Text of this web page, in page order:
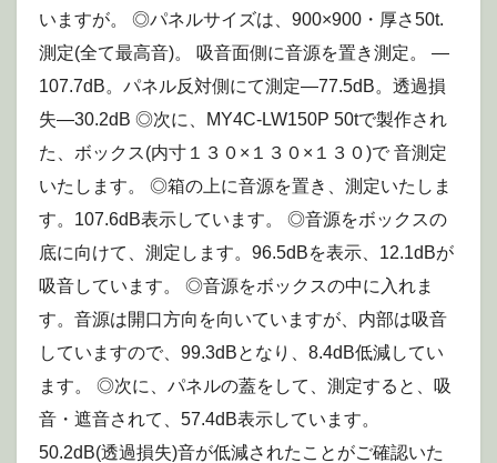
いますが。 ◎パネルサイズは、900×900・厚さ50t.
測定(全て最高音)。 吸音面側に音源を置き測定。 —
107.7dB。パネル反対側にて測定—77.5dB。透過損
失—30.2dB ◎次に、MY4C-LW150P 50tで製作され
た、ボックス(内寸１３０×１３０×１３０)で 音測定
いたします。 ◎箱の上に音源を置き、測定いたしま
す。107.6dB表示しています。 ◎音源をボックスの
底に向けて、測定します。96.5dBを表示、12.1dBが
吸音しています。 ◎音源をボックスの中に入れま
す。音源は開口方向を向いていますが、内部は吸音
していますので、99.3dBとなり、8.4dB低減してい
ます。 ◎次に、パネルの蓋をして、測定すると、吸
音・遮音されて、57.4dB表示しています。
50.2dB(透過損失)音が低減されたことがご確認いた